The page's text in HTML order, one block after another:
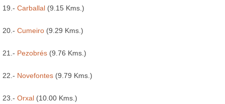
19.- Carballal (9.15 Kms.)
20.- Cumeiro (9.29 Kms.)
21.- Pezobrés (9.76 Kms.)
22.- Novefontes (9.79 Kms.)
23.- Orxal (10.00 Kms.)